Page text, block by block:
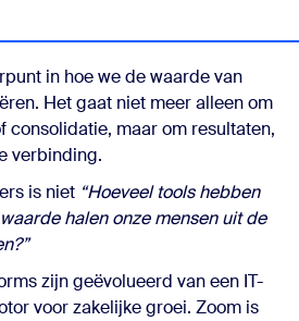
in hoe we de waarde van
Het gaat niet meer alleen om
consolidatie, maar om resultaten,
verbinding.
is niet “Hoeveel tools hebben
halen onze mensen uit de
zijn geëvolueerd van een IT-
voor zakelijke groei. Zoom is